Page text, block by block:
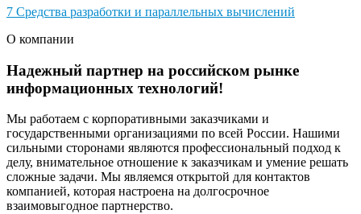
7 Средства разработки и параллельных вычислений
О компании
Надежный партнер на российском рынке
информационных технологий!
Мы работаем с корпоративными заказчиками и
государственными организациями по всей России. Нашими
сильными сторонами являются профессиональный подход к
делу, внимательное отношение к заказчикам и умение решать
сложные задачи. Мы являемся открытой для контактов
компанией, которая настроена на долгосрочное
взаимовыгодное партнерство.